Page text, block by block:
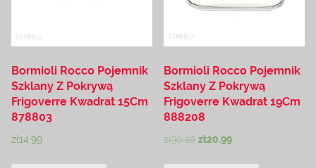
Bormioli Rocco Pojemnik
Szklany Z Pokrywą
Frigoverre Kwadrat 15Cm
878803
zł14.99
Bormioli Rocco Pojemnik
Szklany Z Pokrywą
Frigoverre Kwadrat 19Cm
888208
zł30.10 zł20.99